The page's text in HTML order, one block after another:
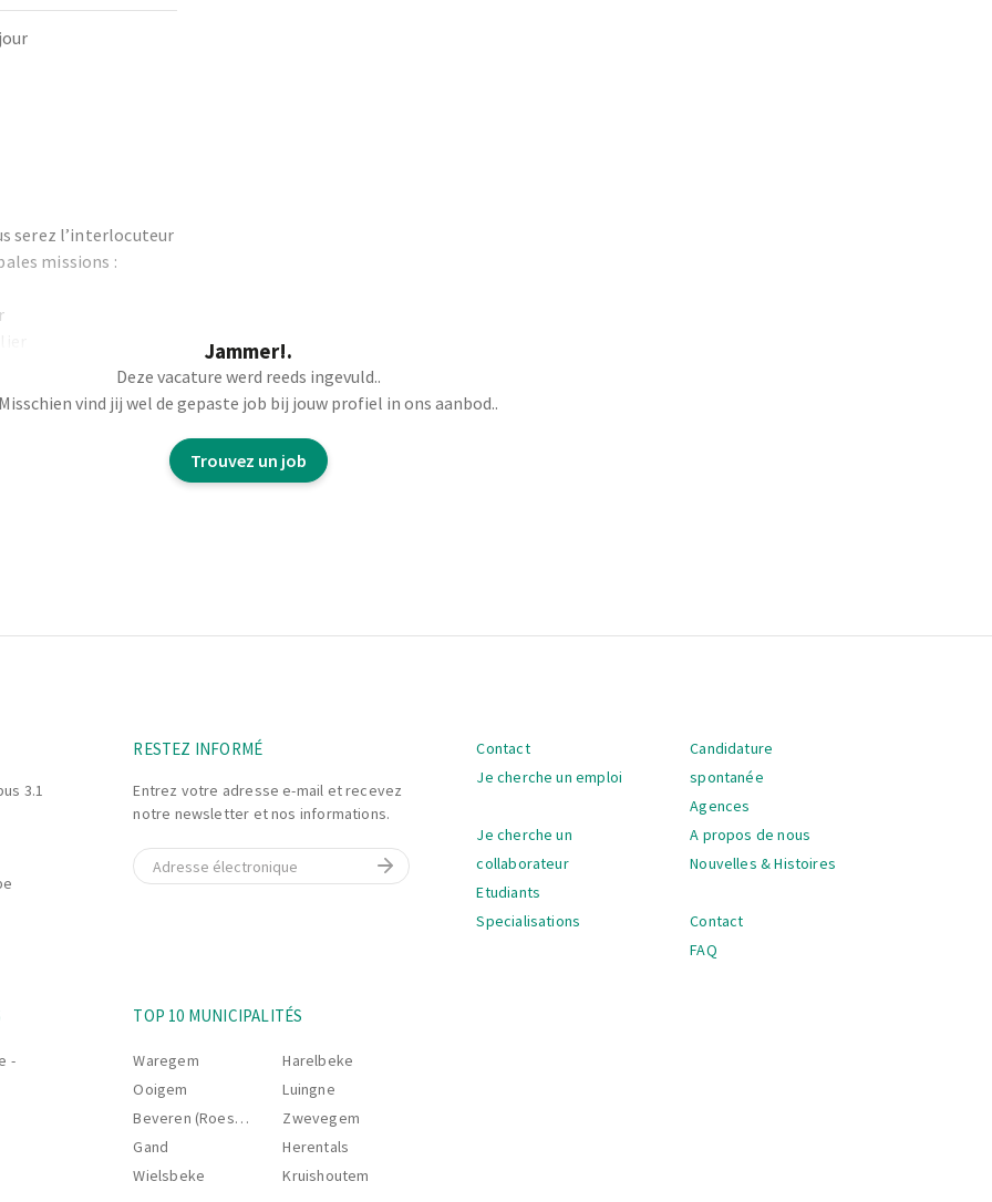
serez l’interlocuteur
missions :
Jammer!.
Deze vacature werd reeds ingevuld..
Misschien vind jij wel de gepaste job bij jouw profiel in ons aanbod..
Trouvez un job
3.1
RESTEZ INFORMÉ
Entrez votre adresse e-mail et recevez
notre newsletter et nos informations.
E-mail
La
Contact
Je cherche un emploi
Je cherche un
collaborateur
Etudiants
Specialisations
Candidature
spontanée
Agences
A propos de nous
Nouvelles & Histoires
Contact
FAQ
-
TOP 10 MUNICIPALITÉS
Waregem
Ooigem
Beveren (Roeselare)
Gand
Wielsbeke
Harelbeke
Luingne
Zwevegem
Herentals
Kruishoutem